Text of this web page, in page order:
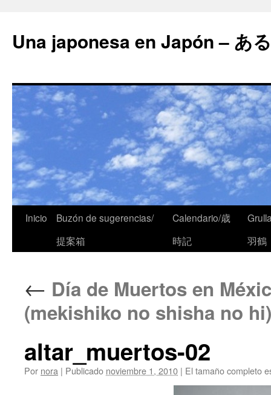
Una japonesa en Japón – あ
Inicio
Buzón de sugerencias/
提案箱
Calendario/歳
時記
羽鶴
← Día de Muertos en
(mekishiko no shisha no hi)
altar_muertos-02
Por nora | Publicado noviembre 1, 2010 | El tamaño completo